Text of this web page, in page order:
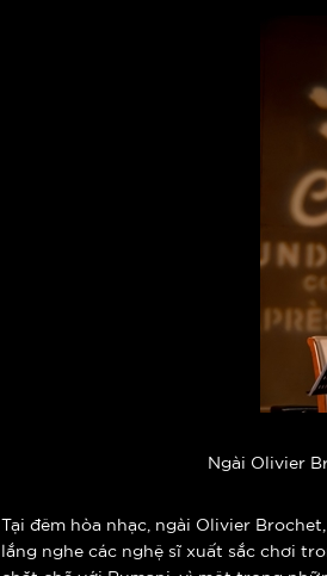
Ngài Olivier
Tại đêm hòa nhạc, ngài Olivier
lắng nghe các nghệ sĩ xuất sắc chơi